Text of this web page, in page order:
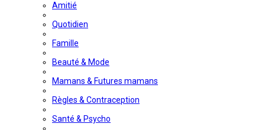
Amitié
Quotidien
Famille
Beauté & Mode
Mamans & Futures mamans
Règles & Contraception
Santé & Psycho